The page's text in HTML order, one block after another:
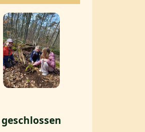
geschlossen